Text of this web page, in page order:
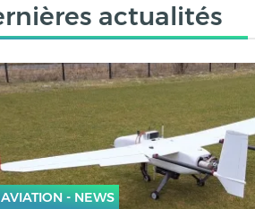
actualités
- NEWS